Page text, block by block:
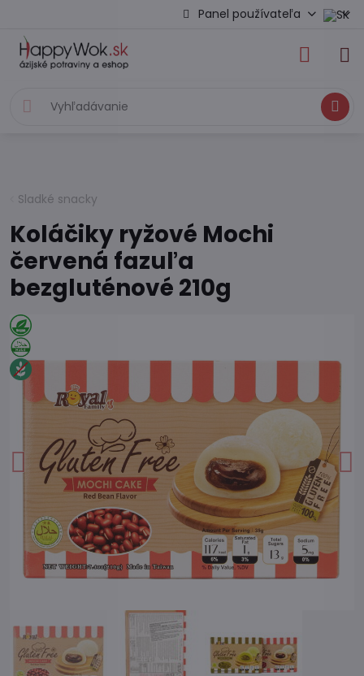
Panel používateľa
Hľadať
Sladké snacky
Koláčiky ryžové Mochi
červená fazuľa
bezgluténové 210g